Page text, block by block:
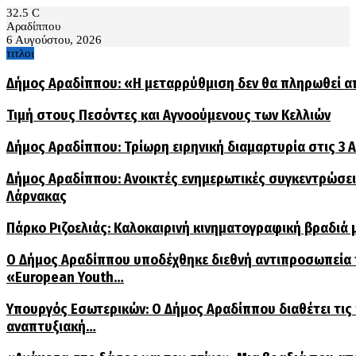
32.5 C
Αραδίππου
6 Αυγούστου, 2026
τιτλοι
Δήμος Αραδίππου: «Η μεταρρύθμιση δεν θα πληρωθεί
Τιμή στους Πεσόντες και Αγνοούμενους των Κελλιών
Δήμος Αραδίππου: Τρίωρη ειρηνική διαμαρτυρία στις 3
Δήμος Αραδίππου: Ανοικτές ενημερωτικές
Λάρνακας
Πάρκο Ριζοελιάς: Καλοκαιρινή κινηματογραφική
Ο Δήμος Αραδίππου υποδέχθηκε διεθνή
«European Youth…
Υπουργός Εσωτερικών: Ο Δήμος Αραδίππου διαθέτει
αναπτυξιακή…